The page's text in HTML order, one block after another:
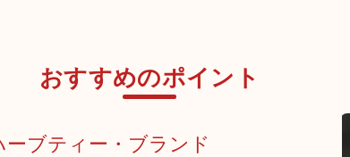
おすすめのポイント
ブティー・ブランド